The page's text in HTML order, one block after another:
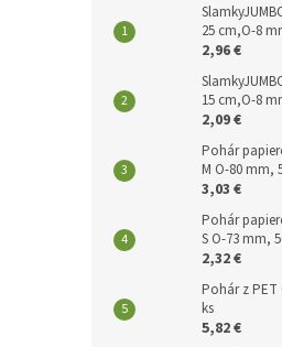
25 cm,O-8
2,96 €
15 cm,O-8
2,09 €
Pohár
M O-80 mm,
3,03 €
Pohár
S O-73 mm,
2,32 €
Pohár z PET
ks
5,82 €